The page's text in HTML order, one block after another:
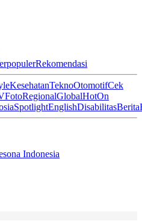
Rekomendasi
KesehatanTeknoOtomotifCek
FotoRegionalGlobalHotOn
SpotlightEnglishDisabilitasBerita
Indonesia